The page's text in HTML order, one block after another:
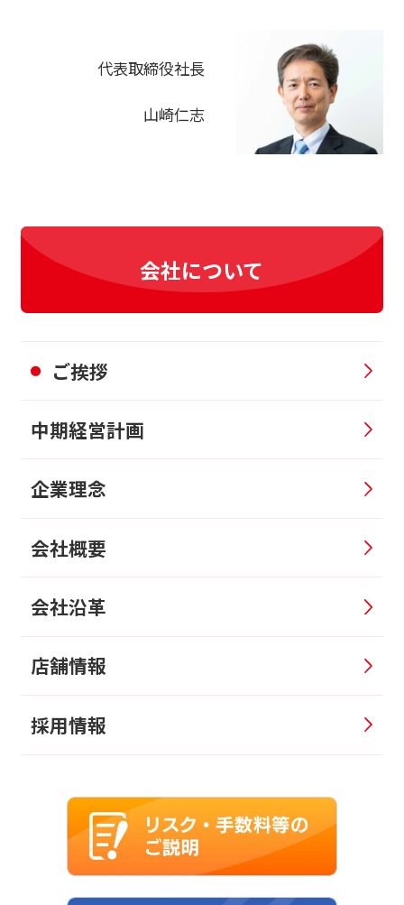
代表取締役社長
山崎仁志
会社について
ご挨拶
中期経営計画
企業理念
会社概要
会社沿革
店舗情報
採用情報